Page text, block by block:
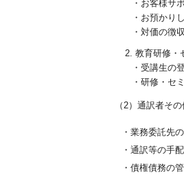
・お客様サ
・お預かり
・対価の徴
2. 教育研修・
・受講生の
・研修・セ
（2）通訳者そ
・業務委託先
・通訳等の手
・債権債務の